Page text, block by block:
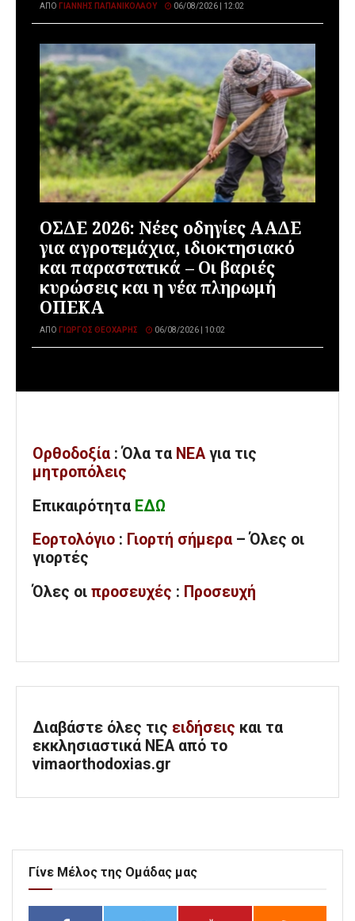
ΑΠΌ ΓΙΆΝΝΗΣ ΠΑΠΑΝΙΚΟΛΆΟΥ 06/08/2026 | 12:02
ΟΣΔΕ 2026: Νέες οδηγίες ΑΑΔΕ
για αγροτεμάχια, ιδιοκτησιακό
και παραστατικά – Οι βαριές
κυρώσεις και η νέα πληρωμή
ΟΠΕΚΑ
ΑΠΌ ΓΙΏΡΓΟΣ ΘΕΟΧΆΡΗΣ 06/08/2026 | 10:02
Ορθοδοξία : Όλα τα ΝΕΑ για τις
μητροπόλεις
Επικαιρότητα ΕΔΩ
Εορτολόγιο : Γιορτή σήμερα – Όλες οι
γιορτές
Όλες οι προσευχές : Προσευχή
Διαβάστε όλες τις ειδήσεις και τα
εκκλησιαστικά ΝΕΑ από το
vimaorthodoxias.gr
Γίνε Μέλος της Ομάδας μας